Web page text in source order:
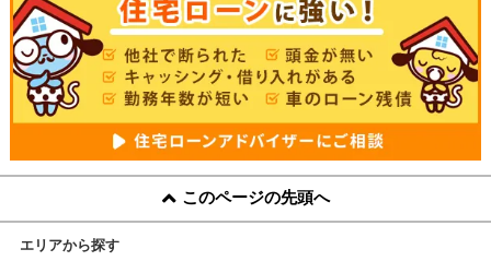
このページの先頭へ
エリアから探す